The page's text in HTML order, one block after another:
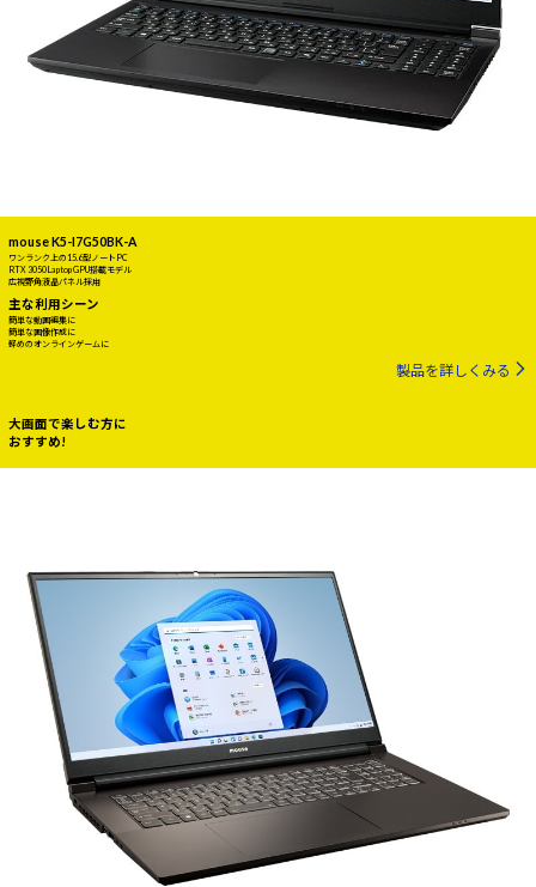
mouse K5-I7G50BK-A
ワンランク上の15.6型ノートPC
RTX 3050 Laptop GPU搭載モデル
広視野角液晶パネル採用
主な利用シーン
簡単な動画編集に
簡単な画像作成に
軽めのオンラインゲームに
製品を詳しくみる
大画面で楽しむ方に
おすすめ!